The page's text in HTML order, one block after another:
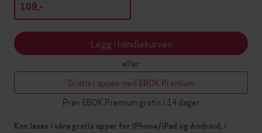
109,-
Legg i handlekurven
eller
Gratis i appen med EBOK Premium
Prøv EBOK Premium gratis i 14 dager
Kan leses i våre gratis apper for iPhone/iPad og Android, i